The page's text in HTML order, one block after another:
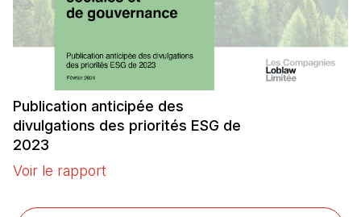
Publication anticipée des
divulgations des priorités ESG de
2023
Voir le rapport